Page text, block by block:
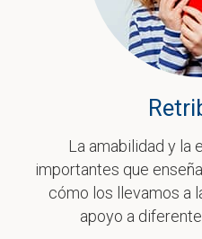
La amabilidad y la
importantes que
cómo los llevamos a
apoyo a